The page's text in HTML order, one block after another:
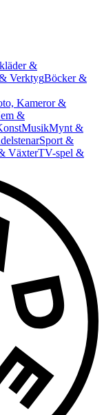
&
VerktygBöcker &
Kameror &
&
MusikMynt &
Sport &
VäxterTV-spel &